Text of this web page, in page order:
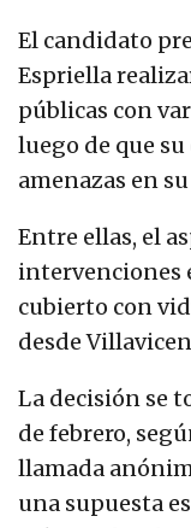
El candidato
Espriella
públicas con
luego de que
amenazas en
Entre ellas, el
intervenciones
cubierto con
desde
La decisión se
de febrero,
llamada
una supuesta